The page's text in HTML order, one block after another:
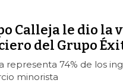
Calleja le dio la
del Grupo
representa 74% de los
minorista